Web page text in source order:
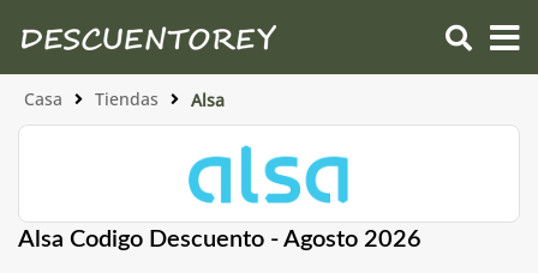
Casa Tiendas Alsa
Alsa Codigo Descuento - Agosto 2026